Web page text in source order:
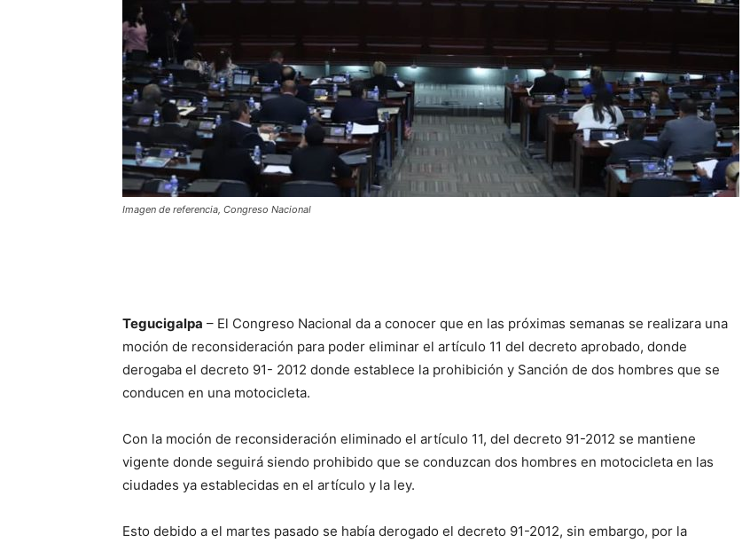
Imagen de referencia, Congreso Nacional
Tegucigalpa – El Congreso Nacional da a conocer que en las próximas semanas se realizara una
moción de reconsideración para poder eliminar el artículo 11 del decreto aprobado, donde
derogaba el decreto 91- 2012 donde establece la prohibición y Sanción de dos hombres que se
conducen en una motocicleta.
Con la moción de reconsideración eliminado el artículo 11, del decreto 91-2012 se mantiene
vigente donde seguirá siendo prohibido que se conduzcan dos hombres en motocicleta en las
ciudades ya establecidas en el artículo y la ley.
Esto debido a el martes pasado se había derogado el decreto 91-2012, sin embargo, por la